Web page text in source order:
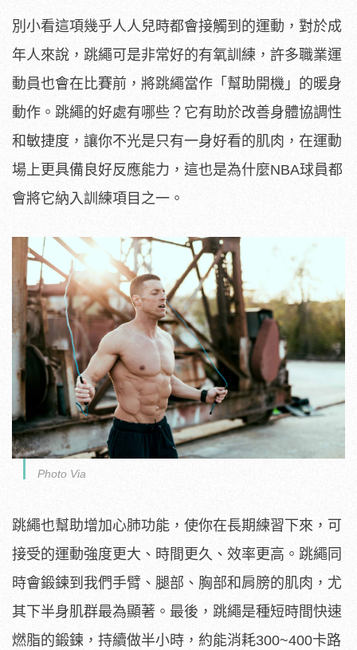
別小看這項幾乎人人兒時都會接觸到的運動，對於成
年人來說，跳繩可是非常好的有氧訓練，許多職業運
動員也會在比賽前，將跳繩當作「幫助開機」的暖身
動作。跳繩的好處有哪些？它有助於改善身體協調性
和敏捷度，讓你不光是只有一身好看的肌肉，在運動
場上更具備良好反應能力，這也是為什麼NBA球員都
會將它納入訓練項目之一。
Photo Via
跳繩也幫助增加心肺功能，使你在長期練習下來，可
接受的運動強度更大、時間更久、效率更高。跳繩同
時會鍛鍊到我們手臂、腿部、胸部和肩膀的肌肉，尤
其下半身肌群最為顯著。最後，跳繩是種短時間快速
燃脂的鍛鍊，持續做半小時，約能消耗300~400卡路